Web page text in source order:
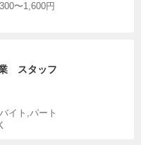
〜1,600円
スタッフ
イト,パート